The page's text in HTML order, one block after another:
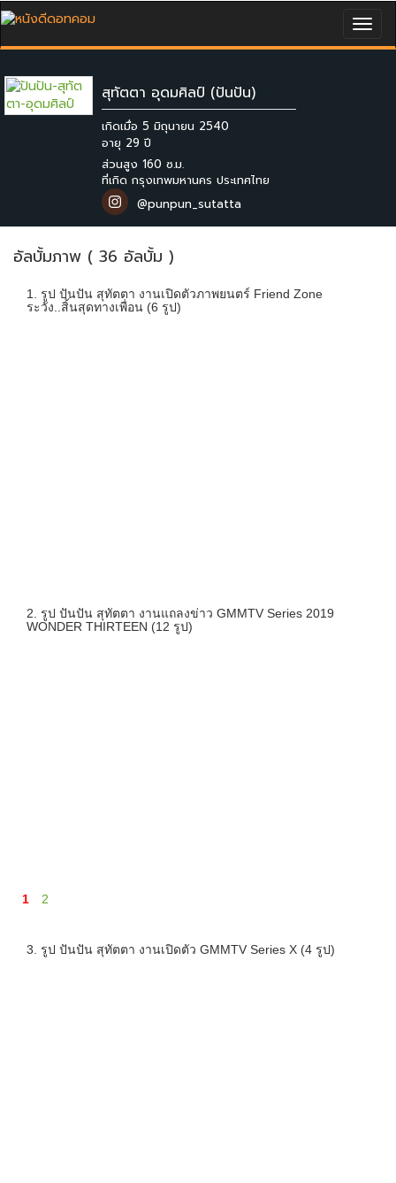
สุทัตตา อุดมศิลป์ (ปันปัน)
เกิดเมื่อ 5 มิถุนายน 2540
ส่วนสูง 160 ซ.ม.
ที่เกิด กรุงเทพมหานคร ประเทศไทย
@punpun_sutatta
อัลบั้มภาพ ( 36 อัลบั้ม )
1. รูป ปันปัน สุทัตตา งานเปิดตัวภาพยนตร์ Friend Zone
ระวัง..สิ้นสุดทางเพื่อน (6 รูป)
2. รูป ปันปัน สุทัตตา งานแถลงข่าว GMMTV Series 2019
WONDER THIRTEEN (12 รูป)
1 2
3. รูป ปันปัน สุทัตตา งานเปิดตัว GMMTV Series X (4 รูป)